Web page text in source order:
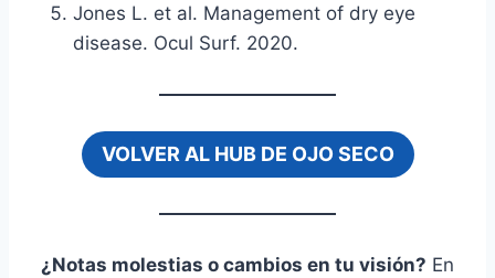
Jones L. et al. Management of dry eye
disease. Ocul Surf. 2020.
VOLVER AL HUB DE OJO SECO
¿Notas molestias o cambios en tu visión? En